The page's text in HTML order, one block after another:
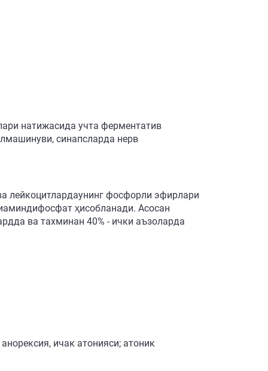
натижасида учта ферментатив
синапсларда нерв
лейкоцитлардаунинг фосфорли эфирлари
ҳисобланади. Асосан
ва тахминан 40% - ички аъзоларда
ичак атонияси; атоник